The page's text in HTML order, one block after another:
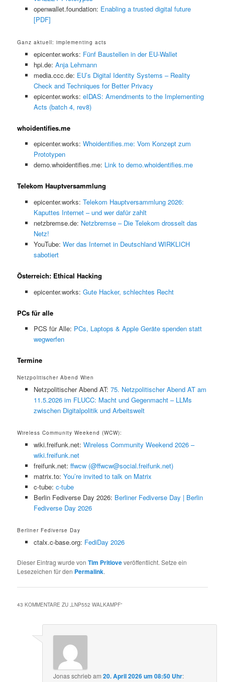
openwallet.foundation: Enabling a trusted digital future
[PDF]
Ganz aktuell: implementing acts
epicenter.works: Fünf Baustellen in der EU-Wallet
hpi.de: Anja Lehmann
media.ccc.de: EU’s Digital Identity Systems – Reality
Check and Techniques for Better Privacy
epicenter.works: eIDAS: Amendments to the Implementing
Acts (batch 4, rev8)
whoidentifies.me
epicenter.works: Whoidentifies.me: Vom Konzept zum
Prototypen
demo.whoidentifies.me: Link to demo.whoidentifies.me
Telekom Hauptversammlung
epicenter.works: Telekom Hauptversammlung 2026:
Kaputtes Internet – und wer dafür zahlt
netzbremse.de: Netzbremse – Die Telekom drosselt das
Netz!
YouTube: Wer das Internet in Deutschland WIRKLICH
sabotiert
Österreich: Ethical Hacking
epicenter.works: Gute Hacker, schlechtes Recht
PCs für alle
PCS für Alle: PCs, Laptops & Apple Geräte spenden statt
wegwerfen
Termine
Netzpolitischer Abend Wien
Netzpolitischer Abend AT: 75. Netzpolitischer Abend AT am
11.5.2026 im FLUCC: Macht und Gegenmacht – LLMs
zwischen Digitalpolitik und Arbeitswelt
Wireless Community Weekend (WCW):
wiki.freifunk.net: Wireless Community Weekend 2026 –
wiki.freifunk.net
freifunk.net: ffwcw (@ffwcw@social.freifunk.net)
matrix.to: You’re invited to talk on Matrix
c-tube: c-tube
Berlin Fediverse Day 2026: Berliner Fediverse Day | Berlin
Fediverse Day 2026
Berliner Fediverse Day
ctalx.c-base.org: FediDay 2026
Dieser Eintrag wurde vonTim Pritloveveröffentlicht. Setze ein
Lesezeichen für den Permalink.
43 KOMMENTARE ZU „LNP552 WALKAMPF“
Jonasschriebam20. April 2026 um 08:50 Uhr: